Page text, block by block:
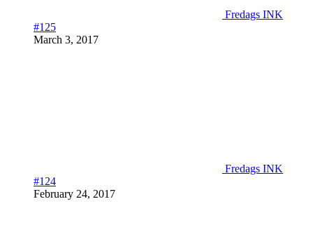
Fredags INK
#125
March 3, 2017
Fredags INK
#124
February 24, 2017